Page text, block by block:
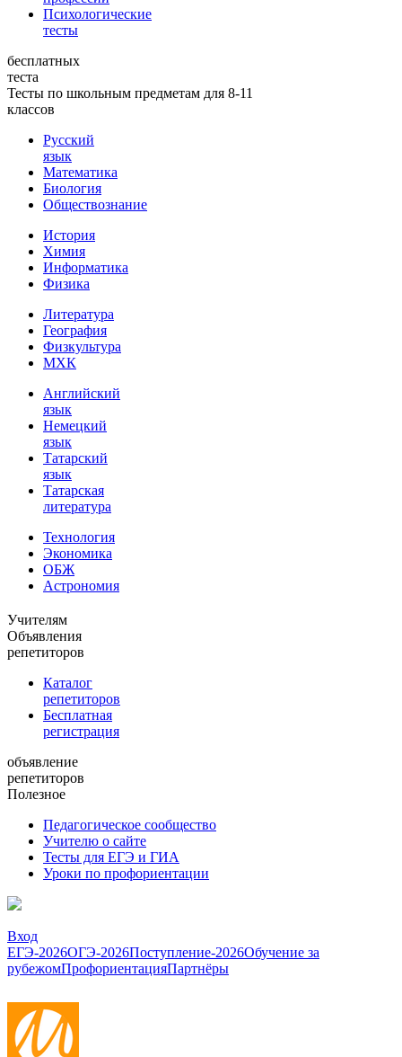
Психологические
тесты
бесплатных
теста
Тесты по школьным предметам для 8-11
классов
Русский
язык
Математика
Биология
Обществознание
История
Химия
Информатика
Физика
Литература
География
Физкультура
МХК
Английский
язык
Немецкий
язык
Татарский
язык
Татарская
литература
Технология
Экономика
ОБЖ
Астрономия
Учителям
Объявления
репетиторов
Каталог
репетиторов
Бесплатная
регистрация
объявление
репетиторов
Полезное
Педагогическое сообщество
Учителю о сайте
Тесты для ЕГЭ и ГИА
Уроки по профориентации
Вход
ЕГЭ-2026ОГЭ-2026Поступление-2026Обучение за
рубежомПрофориентацияПартнёры